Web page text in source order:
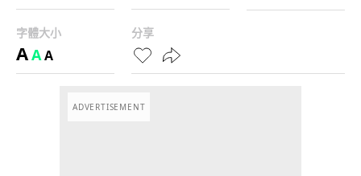
字體大小
AAA
分享
ADVERTISEMENT